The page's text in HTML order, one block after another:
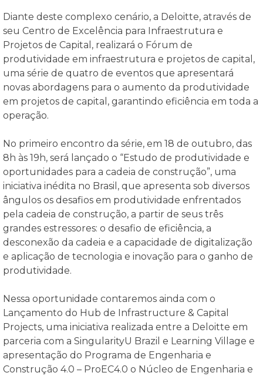
Diante deste complexo cenário, a Deloitte, através de
seu Centro de Excelência para Infraestrutura e
Projetos de Capital, realizará o Fórum de
produtividade em infraestrutura e projetos de capital,
uma série de quatro de eventos que apresentará
novas abordagens para o aumento da produtividade
em projetos de capital, garantindo eficiência em toda a
operação.
No primeiro encontro da série, em 18 de outubro, das
8h às 19h, será lançado o “Estudo de produtividade e
oportunidades para a cadeia de construção”, uma
iniciativa inédita no Brasil, que apresenta sob diversos
ângulos os desafios em produtividade enfrentados
pela cadeia de construção, a partir de seus três
grandes estressores: o desafio de eficiência, a
desconexão da cadeia e a capacidade de digitalização
e aplicação de tecnologia e inovação para o ganho de
produtividade.
Nessa oportunidade contaremos ainda com o
Lançamento do Hub de Infrastructure & Capital
Projects, uma iniciativa realizada entre a Deloitte em
parceria com a SingularityU Brazil e Learning Village e
apresentação do Programa de Engenharia e
Construção 4.0 – ProEC4.0 o Núcleo de Engenharia e